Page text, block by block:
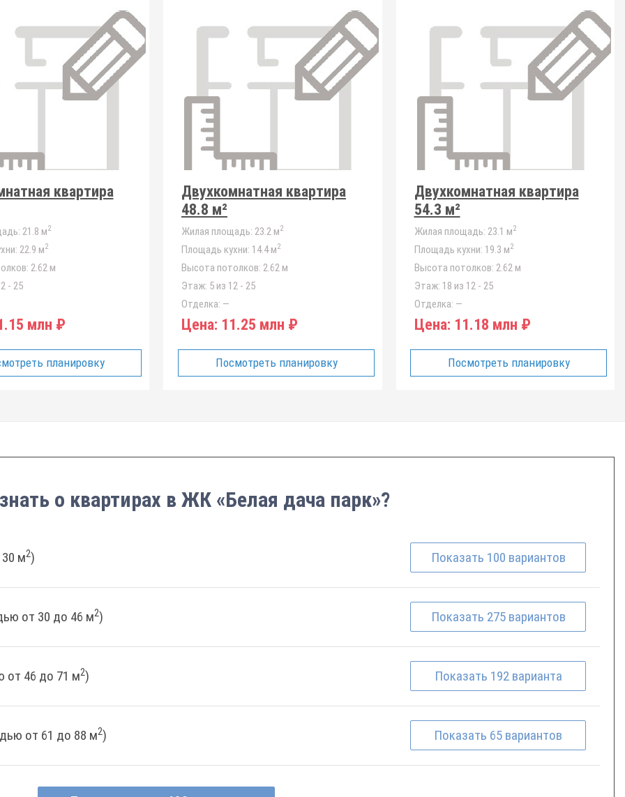
квартира
21.8 м2
22.9 м2
2.62 м
- 25
млн ₽
планировку
Двухкомнатная квартира
48.8 м²
Жилая площадь: 23.2 м2
Площадь кухни: 14.4 м2
Высота потолков: 2.62 м
Этаж: 5 из 12 - 25
Отделка: —
Цена: 11.25 млн ₽
Посмотреть планировку
Двухкомнатная квартира
54.3 м²
Жилая площадь: 23.1 м2
Площадь кухни: 19.3 м2
Высота потолков: 2.62 м
Этаж: 18 из 12 - 25
Отделка: —
Цена: 11.18 млн ₽
Посмотреть планировку
о квартирах в ЖК «Белая дача парк»?
м2) Показать 100 вариантов
от 30 до 46 м2) Показать 275 вариантов
от 46 до 71 м2) Показать 192 варианта
от 61 до 88 м2) Показать 65 вариантов